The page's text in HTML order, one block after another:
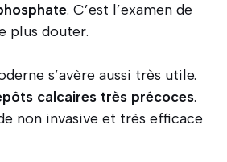
. C’est l’examen de
plus douter.
s’avère aussi très utile.
calcaires très précoces.
non invasive et très efficace